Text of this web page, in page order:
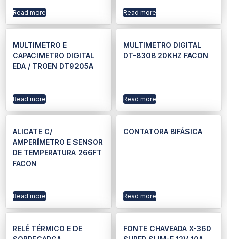
Read more Read more
MULTIMETRO E
CAPACIMETRO DIGITAL
EDA / TROEN DT9205A
Read more
MULTIMETRO DIGITAL
DT-830B 20KHZ FACON
Read more
ALICATE C/
AMPERÍMETRO E SENSOR
DE TEMPERATURA 266FT
FACON
Read more
CONTATORA BIFÁSICA
Read more
RELÉ TÉRMICO E DE
FONTE CHAVEADA X-360